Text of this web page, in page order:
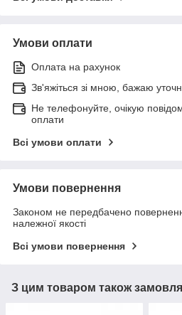
Умови оплати
Оплата на рахунок
Зв'яжіться зі мною, бажаю
Не телефонуйте, очікую
оплати
Всі умови оплати
Умови повернення
Законом не передбачено
належної якості
Всі умови повернення
З цим товаром також